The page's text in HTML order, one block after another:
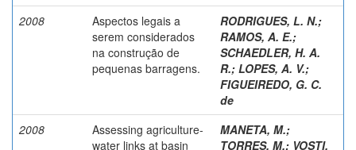
2008
Aspectos legais a
serem considerados
na construção de
pequenas barragens.
RODRIGUES, L. N.;
RAMOS, A. E.;
SCHAEDLER, H. A.
R.; LOPES, A. V.;
FIGUEIREDO, G. C.
de
2008
Assessing agriculture-
water links at basin
MANETA, M.;
TORRES, M.; VOSTI,